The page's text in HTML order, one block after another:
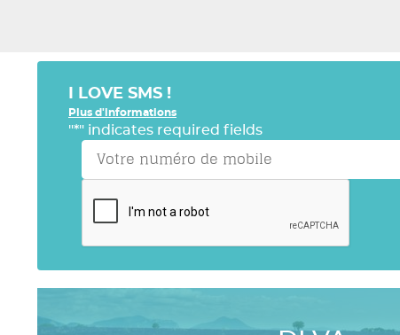
I LOVE SMS !
Plus d'informations
"*" indicates required fields